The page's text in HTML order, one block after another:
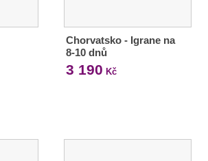
Chorvatsko - Igrane na
8-10 dnů
3 190 Kč